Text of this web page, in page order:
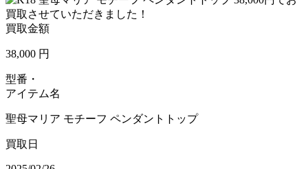
買取金額
38,000 円
型番・
アイテム名
聖母マリア モチーフ ペンダントトップ
買取日